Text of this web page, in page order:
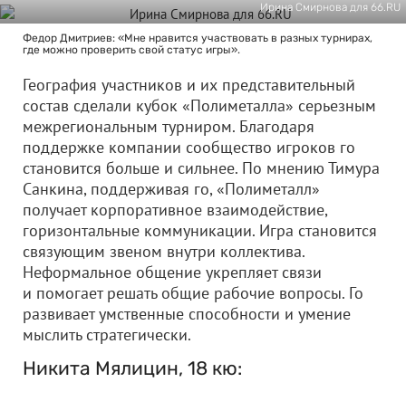
Ирина Смирнова для 66.RU
Федор Дмитриев: «Мне нравится участвовать в разных турнирах,
где можно проверить свой статус игры».
География участников и их представительный
состав сделали кубок «Полиметалла» серьезным
межрегиональным турниром. Благодаря
поддержке компании сообщество игроков го
становится больше и сильнее. По мнению Тимура
Санкина, поддерживая го, «Полиметалл»
получает корпоративное взаимодействие,
горизонтальные коммуникации. Игра становится
связующим звеном внутри коллектива.
Неформальное общение укрепляет связи
и помогает решать общие рабочие вопросы. Го
развивает умственные способности и умение
мыслить стратегически.
Никита Мялицин, 18 кю: